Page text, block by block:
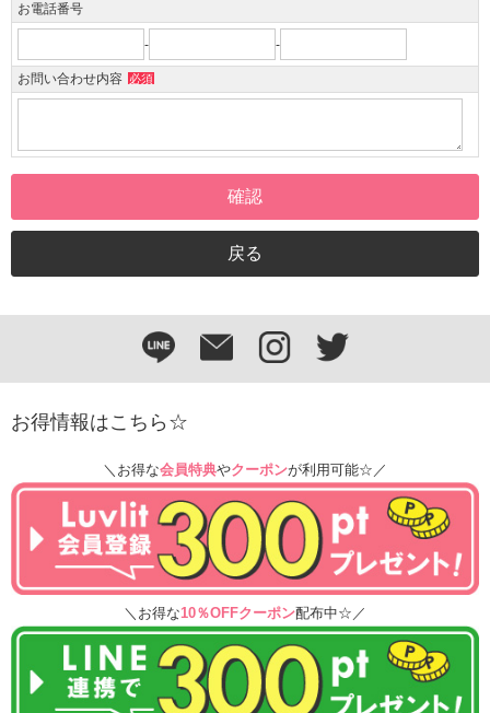
お電話番号
- -
お問い合わせ内容 必須
お得情報はこちら☆
＼お得な会員特典やクーポンが利用可能☆／
＼お得な10％OFFクーポン配布中☆／